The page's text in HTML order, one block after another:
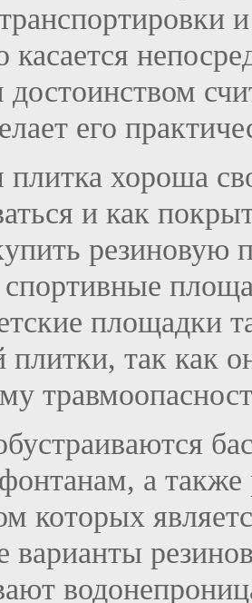
касается
его
плитка хороша
и как
резиновую
площадки
плитки, так как
а
которых
варианты